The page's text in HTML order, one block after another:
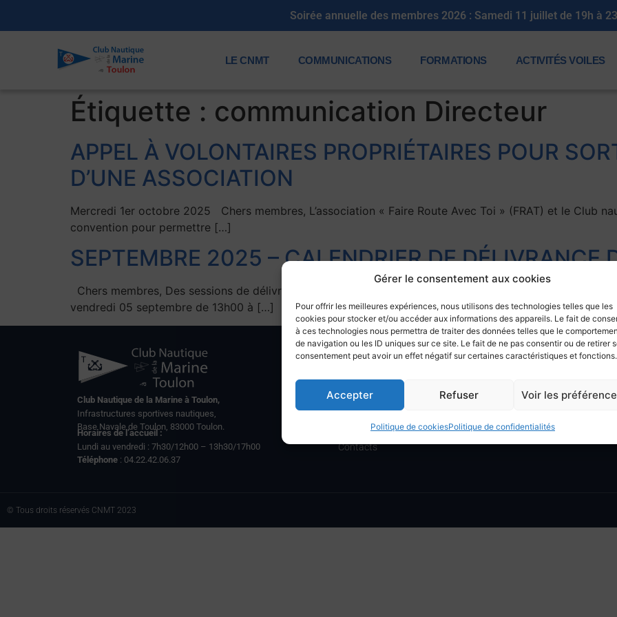
Gérer le consentement aux cookies
Pour offrir les meilleures expériences, nous utilisons des technologies telles que les
cookies pour stocker et/ou accéder aux informations des appareils. Le fait de
à ces technologies nous permettra de traiter des données telles que le
de navigation ou les ID uniques sur ce site. Le fait de ne pas consentir ou de retirer
consentement peut avoir un effet négatif sur certaines caractéristiques et fonctions.
Accepter Refuser Voir les
Politique de cookiesPolitique de confidentialités
Soirée annuelle des membres 2026 : Samedi 11 juillet de 19h à
LE CNMT COMMUNICATIONS FORMATIONS ACTIVITÉS VOILES
Étiquette : communication Directeur
APPEL À VOLONTAIRES PROPRIÉTAIRES POUR
D’UNE ASSOCIATION
Mercredi 1er octobre 2025 Chers membres, L’association « Faire Route Avec Toi » (FRAT) et le Club
convention pour permettre […]
SEPTEMBRE 2025 – CALENDRIER DE DÉLIVRANCE
Chers membres, Des sessions de délivrance des transpondeurs auront lieu, en salle de réunion dans
vendredi 05 septembre de 13h00 à […]
Club Nautique de la Marine à Toulon,
Infrastructures sportives nautiques,
Base Navale de Toulon, 83000 Toulon.
Horaires de l’accueil :
Lundi au vendredi : 7h30/12h00 – 13h30/17h00
Téléphone : 04.22.42.06.37
ACCUEIL
Communications
Formations
Pratique
Contacts
INFORMATIONS
Gestion des cookies
© Tous droits réservés CNMT 2023